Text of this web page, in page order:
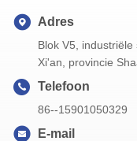
Adres
Blok V5,
Xi'an, provincie
Telefoon
86--15901050329
E-mail